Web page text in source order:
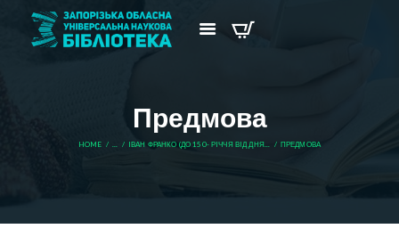
Предмова
HOME ... IВАН ФРАНКО (ДО 150- РIЧЧЯ ВIД ДНЯ... ПРЕДМОВА